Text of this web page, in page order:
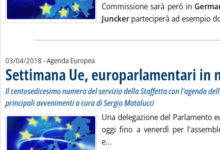
Commissione sarà però in
Junckerparteciperà ad esempio
03/04/2018 - Agenda Europea
Settimana Ue, europarlamentari in
Il centosedicesimo numero del servizio della Staffetta con l'agenda
principali avvenimenti a cura di Sergio Matalucci
Una delegazione del Parlamento
oggi fino a venerdì per
e...